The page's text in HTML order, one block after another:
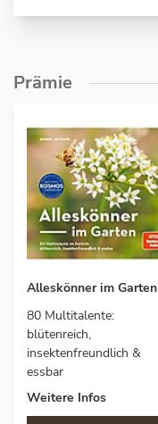
Prämie
Alleskönner im Garten
80 Multitalente:
blütenreich,
insektenfreundlich &
essbar
Weitere Infos